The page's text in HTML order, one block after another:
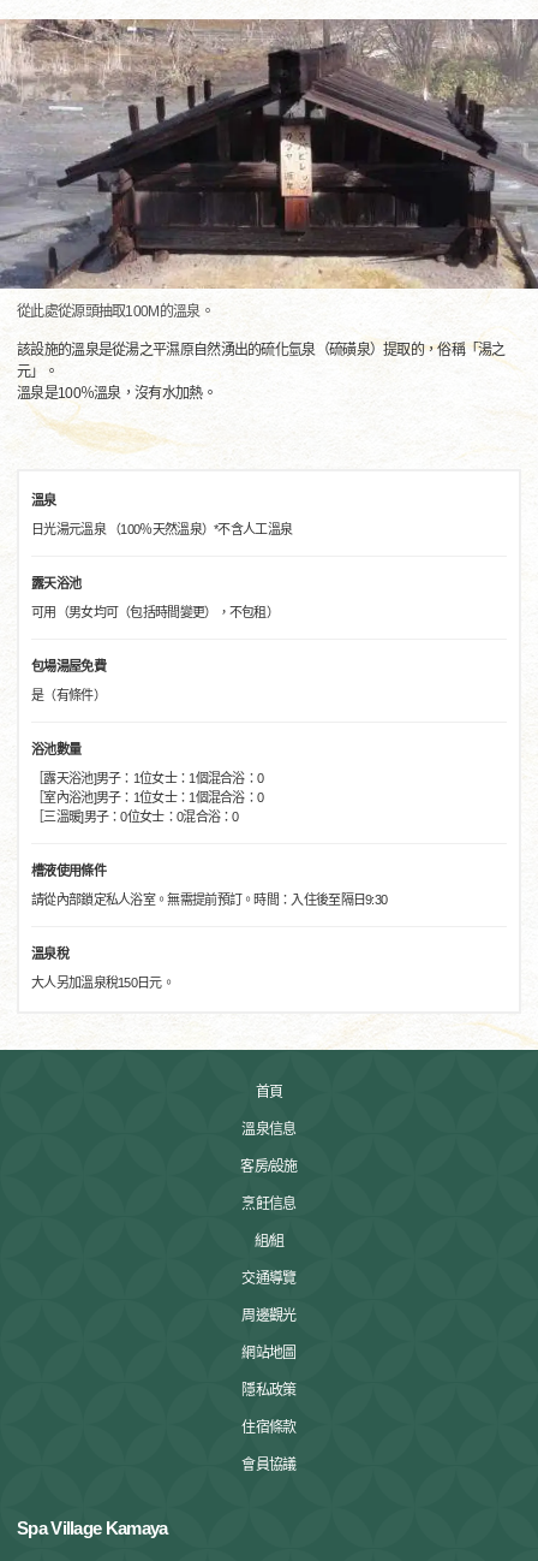
從此處從源頭抽取100M的溫泉。
該設施的溫泉是從湯之平濕原自然湧出的硫化氫泉（硫磺泉）提取的，俗稱「湯之
元」。
溫泉是100％溫泉，沒有水加熱。
溫泉
日光湯元溫泉 （100％天然溫泉）*不含人工溫泉
露天浴池
可用（男女均可（包括時間變更），不包租）
包場湯屋免費
是（有條件）
浴池數量
［露天浴池]男子：1位女士：1個混合浴：0
［室內浴池]男子：1位女士：1個混合浴：0
［三溫暖]男子：0位女士：0混合浴：0
槽液使用條件
請從內部鎖定私人浴室。無需提前預訂。時間：入住後至隔日9:30
溫泉稅
大人另加溫泉稅150日元。
首頁
溫泉信息
客房/設施
烹飪信息
組/組
交通導覽
周邊觀光
網站地圖
隱私政策
住宿條款
會員協議
Spa Village Kamaya